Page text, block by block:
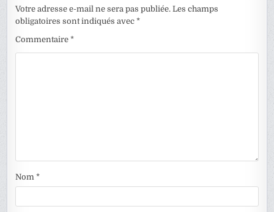
Votre adresse e-mail ne sera pas publiée. Les champs
obligatoires sont indiqués avec*
Commentaire*
Nom*